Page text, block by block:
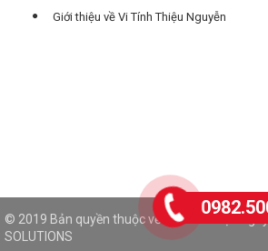
Giới thiệu về Vi Tính Thiệu Nguyễn
© 2019 Bản quyền thuộc về Vi Tính Thiệu
SOLUTIONS